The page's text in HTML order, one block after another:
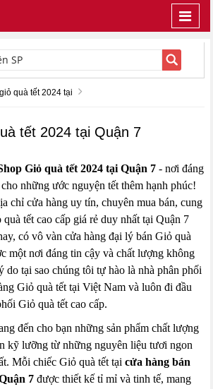
quà tết 2024 tại
tết 2024 tại Quận 7
Giỏ quà tết 2024 tại Quận 7- nơi đáng
những ước nguyện tết thêm hạnh phúc!
chỉ cửa hàng uy tín, chuyên mua bán, cung
tết cao cấp giá rẻ duy nhất tại Quận 7
có vô vàn cửa hàng đại lý bán Giỏ quà
một nơi đáng tin cậy và chất lượng không
do tại sao chúng tôi tự hào là nhà phân phối
Giỏ quà tết tại Việt Nam và luôn đi đầu
Giỏ quà tết cao cấp.
đến cho bạn những sản phẩm chất lượng
kỹ lưỡng từ những nguyên liệu tươi ngon
Mỗi chiếc Giỏ quà tết tạicửa hàng bán
7 được thiết kế tỉ mỉ và tinh tế, mang